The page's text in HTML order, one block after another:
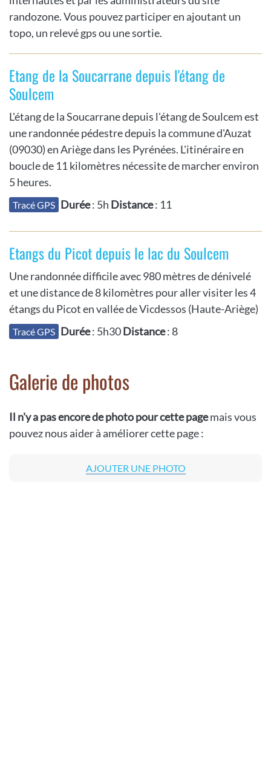
randozone. Vous pouvez participer en ajoutant un
topo, un relevé gps ou une sortie.
Etang de la Soucarrane depuis l'étang de
Soulcem
L'étang de la Soucarrane depuis l'étang de Soulcem est
une randonnée pédestre depuis la commune d'Auzat
(09030) en Ariège dans les Pyrénées. L'itinéraire en
boucle de 11 kilomètres nécessite de marcher environ
5 heures.
Tracé GPS Durée: 5h Distance: 11
Etangs du Picot depuis le lac du Soulcem
Une randonnée difficile avec 980 mètres de dénivelé
et une distance de 8 kilomètres pour aller visiter les 4
étangs du Picot en vallée de Vicdessos (Haute-Ariège)
Tracé GPS Durée: 5h30Distance: 8
Galerie de photos
Il n'y a pas encore de photo pour cette pagemais vous
pouvez nous aider à améliorer cette page :
AJOUTER UNE PHOTO